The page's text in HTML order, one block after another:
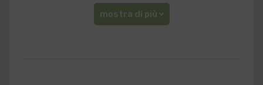
mostra di più